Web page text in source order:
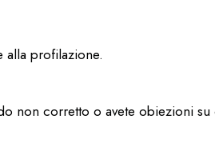
alla profilazione.
non corretto o avete obiezioni